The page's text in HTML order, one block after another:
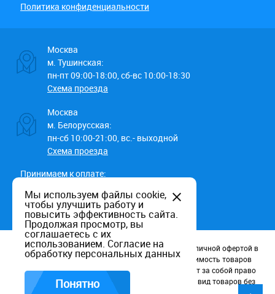
Политика конфиденциальности
Москва
м. Тушинская:
пн-пт 09:00-18:00, сб-вс 10:00-18:30
Схема проезда
Москва
м. Белорусская:
пн-сб 10:00-21:00, вс.- выходной
Схема проезда
Принимаем к оплате:
Данный информационный ресурс не является публичной офертой в
соотв. со статьей 437 (п.2) ГК РФ. Наличие и стоимость товаров
уточняйте по телефону. Производители оставляют за собой право
изменять технические характеристики и внешний вид товаров без
Мы используем файлы cookie,
чтобы улучшить работу и
повысить эффективность сайта.
Продолжая просмотр, вы
соглашаетесь с их
использованием. Согласие на
обработку персональных данных
Понятно